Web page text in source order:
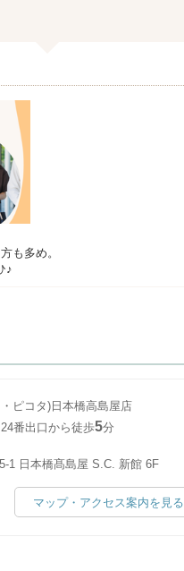
も多め。
♪
ピコタ)日本橋高島屋店
番出口から徒歩5分
1 日本橋髙島屋 S.C. 新館 6F
マップ・アクセス案内を見る